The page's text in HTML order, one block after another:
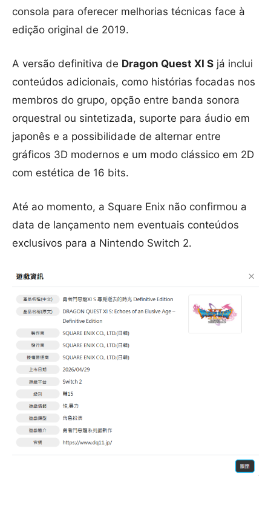
consola para oferecer melhorias técnicas face à
edição original de 2019.
A versão definitiva de Dragon Quest XI S já inclui
conteúdos adicionais, como histórias focadas nos
membros do grupo, opção entre banda sonora
orquestral ou sintetizada, suporte para áudio em
japonês e a possibilidade de alternar entre
gráficos 3D modernos e um modo clássico em 2D
com estética de 16 bits.
Até ao momento, a Square Enix não confirmou a
data de lançamento nem eventuais conteúdos
exclusivos para a Nintendo Switch 2.